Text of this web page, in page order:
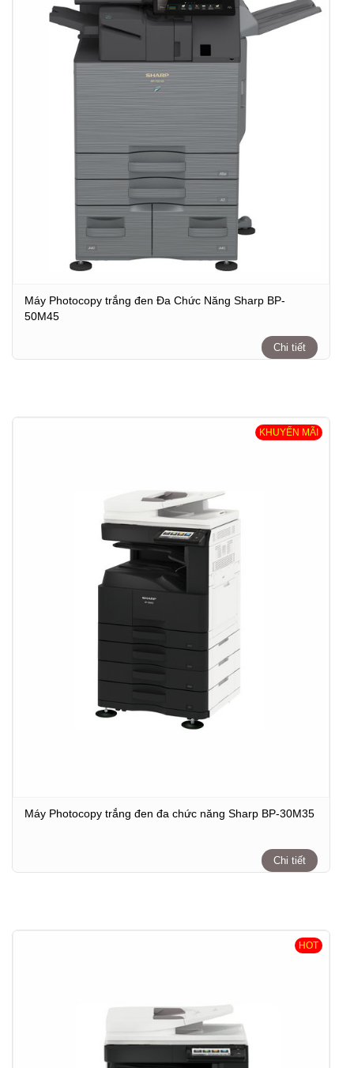
Máy Photocopy trắng đen Đa Chức Năng Sharp BP-
50M45
Chi tiết
KHUYẾN MÃI
Máy Photocopy trắng đen đa chức năng Sharp BP-30M35
Chi tiết
HOT